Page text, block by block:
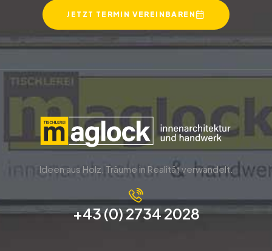
JETZT TERMIN VEREINBAREN
Ideen aus Holz, Träume in Realität verwandelt.
+43 (0) 2734 2028